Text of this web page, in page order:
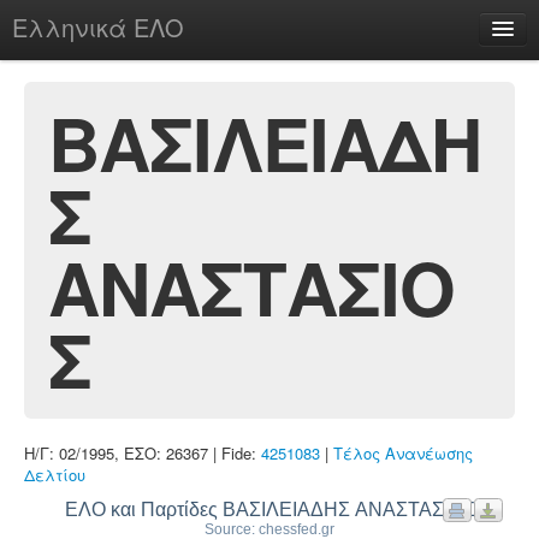
Ελληνικά ΕΛΟ
chesstu.be @ discord
Login
ΒΑΣΙΛΕΙΑΔΗ
Σ
ΑΝΑΣΤΑΣΙΟ
Σ
Η/Γ: 02/1995, ΕΣΟ: 26367 | Fide: 4251083 | Τέλος Ανανέωσης
Δελτίου
ΕΛΟ και Παρτίδες ΒΑΣΙΛΕΙΑΔΗΣ ΑΝΑΣΤΑΣΙΟΣ
Source: chessfed.gr